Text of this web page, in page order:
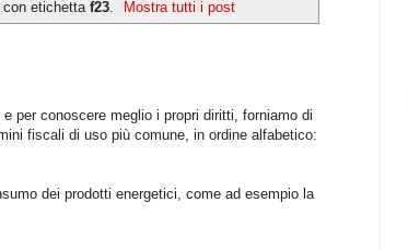
etichettaf23. Mostra tutti i post
per conoscere meglio i propri diritti, forniamo di
fiscali di uso più comune, in ordine alfabetico:
dei prodotti energetici, come ad esempio la